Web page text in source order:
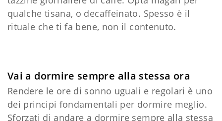
qualche tisana, o decaffeinato. Spesso è il
rituale che ti fa bene, non il contenuto.
Vai a dormire sempre alla stessa ora
Rendere le ore di sonno uguali e regolari è uno
dei principi fondamentali per dormire meglio.
Sforzati di andare a dormire sempre alla stessa